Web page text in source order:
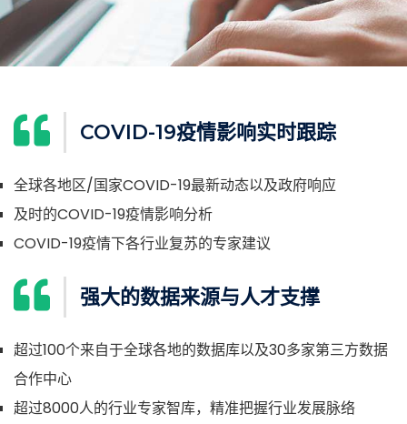
COVID-19疫情影响实时跟踪
全球各地区/国家COVID-19最新动态以及政府响应
及时的COVID-19疫情影响分析
COVID-19疫情下各行业复苏的专家建议
强大的数据来源与人才支撑
超过100个来自于全球各地的数据库以及30多家第三方数据
合作中心
超过8000人的行业专家智库，精准把握行业发展脉络